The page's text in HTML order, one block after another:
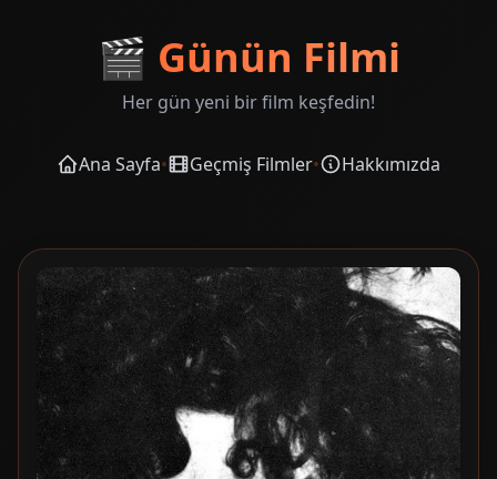
🎬 Günün Filmi
Her gün yeni bir film keşfedin!
Ana Sayfa• Geçmiş Filmler• Hakkımızda